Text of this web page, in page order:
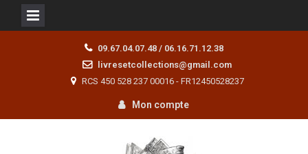
09.67.04.07.48 / 06.16.71.12.38
livresetcollections@gmail.com
RCS 450 528 237 00016 - FR12450528237
Mon compte